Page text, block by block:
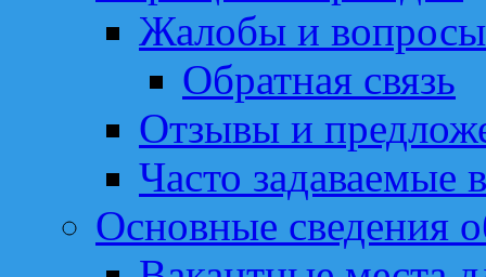
Жалобы и вопросы
Обратная связь
Отзывы и
Часто задаваемые
Основные сведения